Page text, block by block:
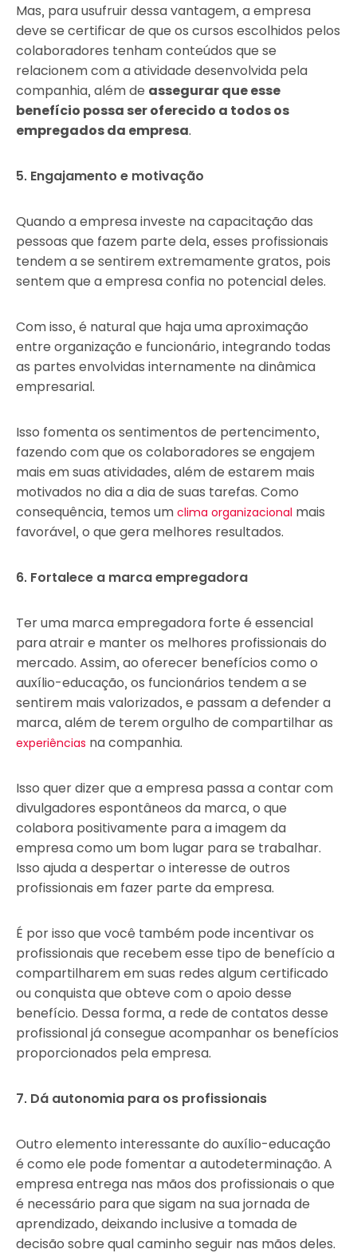
Mas, para usufruir dessa vantagem, a empresa
deve se certificar de que os cursos escolhidos pelos
colaboradores tenham conteúdos que se
relacionem com a atividade desenvolvida pela
companhia, além de assegurar que esse
benefício possa ser oferecido a todos os
empregados da empresa.
5. Engajamento e motivação
Quando a empresa investe na capacitação das
pessoas que fazem parte dela, esses profissionais
tendem a se sentirem extremamente gratos, pois
sentem que a empresa confia no potencial deles.
Com isso, é natural que haja uma aproximação
entre organização e funcionário, integrando todas
as partes envolvidas internamente na dinâmica
empresarial.
Isso fomenta os sentimentos de pertencimento,
fazendo com que os colaboradores se engajem
mais em suas atividades, além de estarem mais
motivados no dia a dia de suas tarefas. Como
consequência, temos um clima organizacional mais
favorável, o que gera melhores resultados.
6. Fortalece a marca empregadora
Ter uma marca empregadora forte é essencial
para atrair e manter os melhores profissionais do
mercado. Assim, ao oferecer benefícios como o
auxílio-educação, os funcionários tendem a se
sentirem mais valorizados, e passam a defender a
marca, além de terem orgulho de compartilhar as
experiências na companhia.
Isso quer dizer que a empresa passa a contar com
divulgadores espontâneos da marca, o que
colabora positivamente para a imagem da
empresa como um bom lugar para se trabalhar.
Isso ajuda a despertar o interesse de outros
profissionais em fazer parte da empresa.
É por isso que você também pode incentivar os
profissionais que recebem esse tipo de benefício a
compartilharem em suas redes algum certificado
ou conquista que obteve com o apoio desse
benefício. Dessa forma, a rede de contatos desse
profissional já consegue acompanhar os benefícios
proporcionados pela empresa.
7. Dá autonomia para os profissionais
Outro elemento interessante do auxílio-educação
é como ele pode fomentar a autodeterminação. A
empresa entrega nas mãos dos profissionais o que
é necessário para que sigam na sua jornada de
aprendizado, deixando inclusive a tomada de
decisão sobre qual caminho seguir nas mãos deles.